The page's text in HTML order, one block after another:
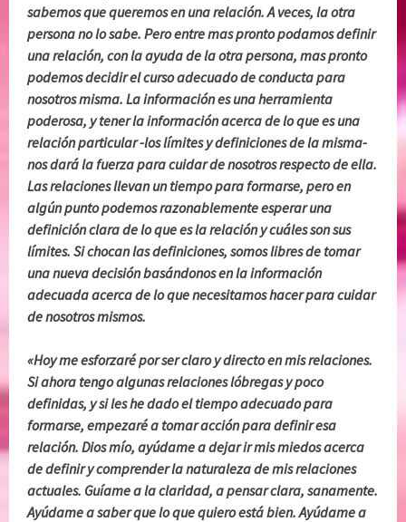
sabemos que queremos en una relación. A veces, la otra
persona no lo sabe. Pero entre mas pronto podamos definir
una relación, con la ayuda de la otra persona, mas pronto
podemos decidir el curso adecuado de conducta para
nosotros misma. La información es una herramienta
poderosa, y tener la información acerca de lo que es una
relación particular -los límites y definiciones de la misma-
nos dará la fuerza para cuidar de nosotros respecto de ella.
Las relaciones llevan un tiempo para formarse, pero en
algún punto podemos razonablemente esperar una
definición clara de lo que es la relación y cuáles son sus
límites. Si chocan las definiciones, somos libres de tomar
una nueva decisión basándonos en la información
adecuada acerca de lo que necesitamos hacer para cuidar
de nosotros mismos.
«Hoy me esforzaré por ser claro y directo en mis relaciones.
Si ahora tengo algunas relaciones lóbregas y poco
definidas, y si les he dado el tiempo adecuado para
formarse, empezaré a tomar acción para definir esa
relación. Dios mío, ayúdame a dejar ir mis miedos acerca
de definir y comprender la naturaleza de mis relaciones
actuales. Guíame a la claridad, a pensar clara, sanamente.
Ayúdame a saber que lo que quiero está bien. Ayúdame a